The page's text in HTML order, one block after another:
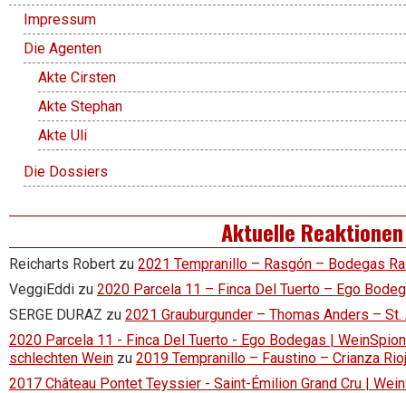
Impressum
Die Agenten
Akte Cirsten
Akte Stephan
Akte Uli
Die Dossiers
Aktuelle Reaktionen
Reicharts Robert zu 2021 Tempranillo – Rasgón – Bodegas
VeggiEddi zu 2020 Parcela 11 – Finca Del Tuerto – Ego
SERGE DURAZ zu 2021 Grauburgunder – Thomas Anders – St.
2020 Parcela 11 - Finca Del Tuerto - Ego Bodegas |
schlechten Wein zu 2019 Tempranillo – Faustino – Crianza
2017 Château Pontet Teyssier - Saint-Émilion Grand Cru |